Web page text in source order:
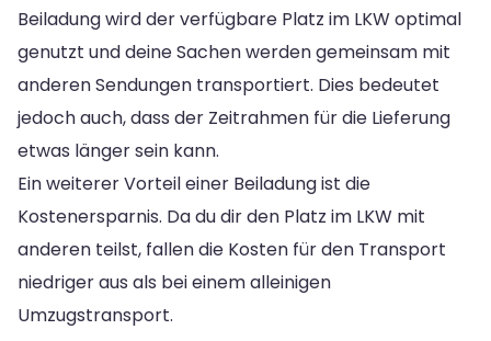
Beiladung wird der verfügbare Platz im LKW optimal
genutzt und deine Sachen werden gemeinsam mit
anderen Sendungen transportiert. Dies bedeutet
jedoch auch, dass der Zeitrahmen für die Lieferung
etwas länger sein kann.
Ein weiterer Vorteil einer Beiladung ist die
Kostenersparnis. Da du dir den Platz im LKW mit
anderen teilst, fallen die Kosten für den Transport
niedriger aus als bei einem alleinigen
Umzugstransport.